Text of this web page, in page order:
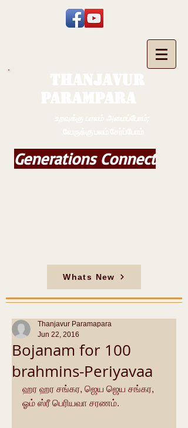
Generations Connect
Whats New
Bojanam for 100
brahmins-Periyavaa
Thanjavur Paramapara
Jun 22, 2016
ஹர ஹர சங்கர, ஜெய ஜெய சங்கர,
ஓம் ஸ்ரீ பெரியவா சரணம்.